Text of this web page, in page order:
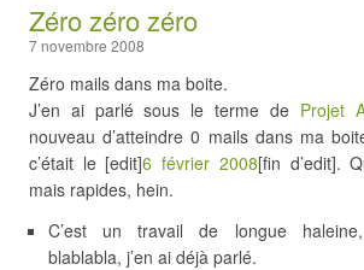
Zéro zéro zéro
7 novembre 2008
Zéro mails dans ma boite.
J’en ai parlé sous le terme de Projet
nouveau d’atteindre 0 mails dans ma
c’était le [edit]6 février 2008[fin d’edit].
mais rapides, hein.
C’est un travail de longue
blablabla, j’en ai déjà parlé.